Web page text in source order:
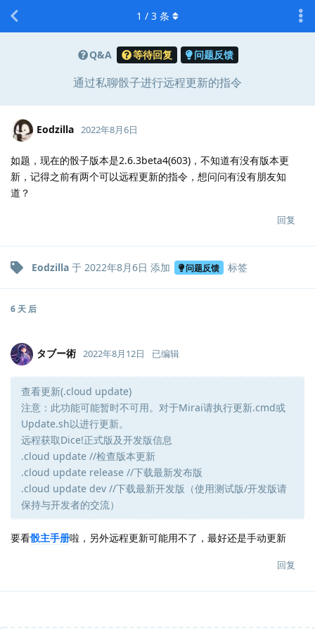
Q&A 等待回复 问题反馈
通过私聊骰子进行远程更新的指令
1 / 3 条
Eodzilla 2022年8月6日
如题，现在的骰子版本是2.6.3beta4(603)，不知道有没有版本更
新，记得之前有两个可以远程更新的指令，想问问有没有朋友知
道？
回复
Eodzilla 于 2022年8月6日 添加 问题反馈 标签
6 天 后
タブー術 2022年8月12日 已编辑
查看更新(.cloud update)
注意：此功能可能暂时不可用。对于Mirai请执行更新.cmd或
Update.sh以进行更新。
远程获取Dice!正式版及开发版信息
.cloud update //检查版本更新
.cloud update release //下载最新发布版
.cloud update dev //下载最新开发版（使用测试版/开发版请
保持与开发者的交流）
要看骰主手册啦，另外远程更新可能用不了，最好还是手动更新
回复